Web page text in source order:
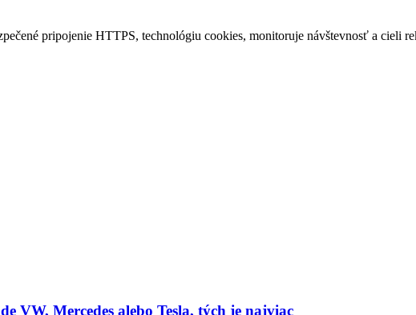
pripojenie HTTPS, technológiu cookies, monitoruje návštevnosť a cieli
VW, Mercedes alebo Tesla, tých je najviac